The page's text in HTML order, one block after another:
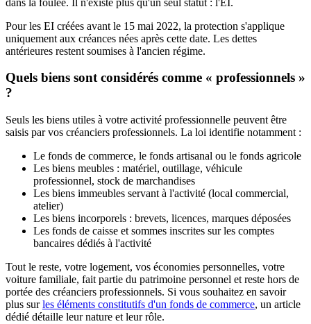
Pour les EI créées avant le 15 mai 2022, la protection s'applique
uniquement aux créances nées après cette date. Les dettes
antérieures restent soumises à l'ancien régime.
Quels biens sont considérés comme « professionnels »
?
Seuls les biens utiles à votre activité professionnelle peuvent être
saisis par vos créanciers professionnels. La loi identifie notamment :
Le fonds de commerce, le fonds artisanal ou le fonds agricole
Les biens meubles : matériel, outillage, véhicule
professionnel, stock de marchandises
Les biens immeubles servant à l'activité (local commercial,
atelier)
Les biens incorporels : brevets, licences, marques déposées
Les fonds de caisse et sommes inscrites sur les comptes
bancaires dédiés à l'activité
Tout le reste, votre logement, vos économies personnelles, votre
voiture familiale, fait partie du patrimoine personnel et reste hors de
portée des créanciers professionnels. Si vous souhaitez en savoir
plus surles éléments constitutifs d'un fonds de commerce, un article
dédié détaille leur nature et leur rôle.